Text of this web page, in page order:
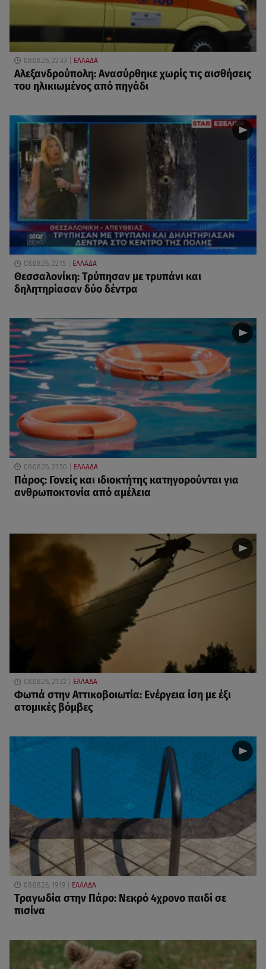
08.08.26, 22:33 ΕΛΛΑΔΑ
Αλεξανδρούπολη: Ανασύρθηκε χωρίς τις αισθήσεις
του ηλικιωμένος από πηγάδι
08.08.26, 22:15 ΕΛΛΑΔΑ
Θεσσαλονίκη: Τρύπησαν με τρυπάνι και
δηλητηρίασαν δύο δέντρα
08.08.26, 21:50 ΕΛΛΑΔΑ
Πάρος: Γονείς και ιδιοκτήτης κατηγορούνται για
ανθρωποκτονία από αμέλεια
08.08.26, 21:32 ΕΛΛΑΔΑ
Φωτιά στην Αττικοβοιωτία: Ενέργεια ίση με έξι
ατομικές βόμβες
08.08.26, 19:19 ΕΛΛΑΔΑ
Τραγωδία στην Πάρο: Νεκρό 4χρονο παιδί σε
πισίνα